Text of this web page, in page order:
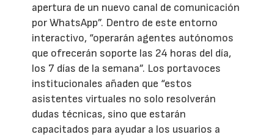
apertura de un nuevo canal de comunicación
por WhatsApp”. Dentro de este entorno
interactivo, “operarán agentes autónomos
que ofrecerán soporte las 24 horas del día,
los 7 días de la semana”. Los portavoces
institucionales añaden que “estos
asistentes virtuales no solo resolverán
dudas técnicas, sino que estarán
capacitados para ayudar a los usuarios a